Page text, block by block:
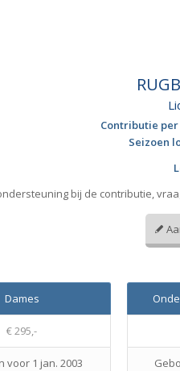
Contributie per
Seizoen
bij de contributie,
Dames
€ 295,-
voor 1 jan. 2003